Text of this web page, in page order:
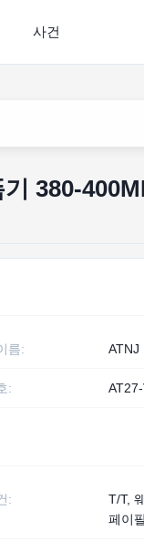
사건
380-
름: ATNJ
:
:
T/T,
페이